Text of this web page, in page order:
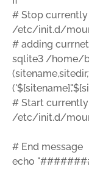
# Stop
/etc/init.d/
# adding
sqlite3 /home/
# Start
/etc/init.d/
# End message
echo